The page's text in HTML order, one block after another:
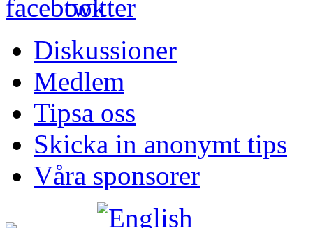
Diskussioner
Medlem
Tipsa oss
Skicka in anonymt tips
Våra sponsorer